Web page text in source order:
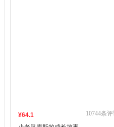
¥64.1
10744条